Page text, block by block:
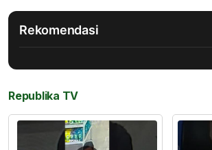
Rekomendasi
Republika TV